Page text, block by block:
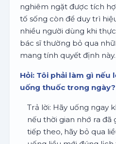
nghiêm ngặt được tích
tố sống còn để duy trì
nhiều người dùng khi
bác sĩ thường bỏ qua
mang tính quyết định này.
Hỏi: Tôi phải làm gì nếu
uống thuốc trong ngày?
Trả lời: Hãy uống ngay
nếu thời gian nhớ ra đã
tiếp theo, hãy bỏ qua